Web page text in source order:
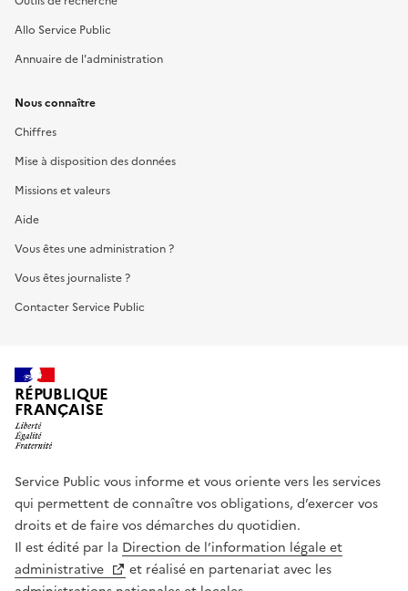
Allo Service Public
Annuaire de l'administration
Nous connaître
Chiffres
Mise à disposition des données
Missions et valeurs
Aide
Vous êtes une administration ?
Vous êtes journaliste ?
Contacter Service Public
RÉPUBLIQUE
FRANÇAISE
Service Public vous informe et vous oriente vers les services
qui permettent de connaître vos obligations, d’exercer vos
droits et de faire vos démarches du quotidien.
Il est édité par la Direction de l’information légale et
administrative
et réalisé en partenariat avec les